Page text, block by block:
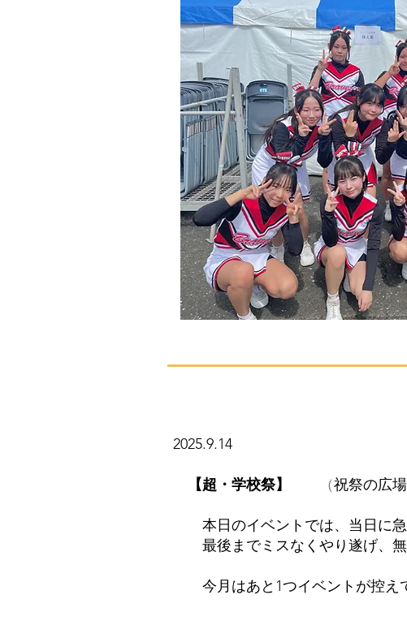
2025.9.14
【超・学校祭】 ​ （祝祭の広場
本日のイベントでは、当日に急
最後までミスなくやり遂げ、無
今月はあと1つイベントが控え